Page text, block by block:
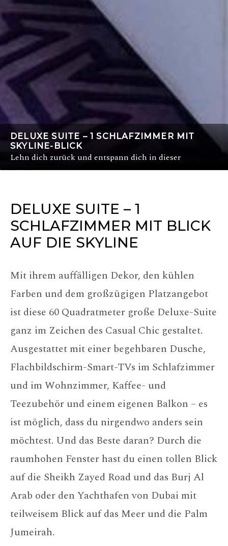
DELUXE SUITE – 1 SCHLAFZIMMER MIT
SKYLINE-BLICK
Lehn dich zurück und entspann dich in dieser
DELUXE SUITE – 1
SCHLAFZIMMER MIT BLICK
AUF DIE SKYLINE
Mit ihrem auffälligen Dekor, den kühlen
Farben und dem großzügigen Platzangebot
ist diese 60 Quadratmeter große Deluxe-Suite
ganz im Zeichen des Casual Chic gestaltet.
Ausgestattet mit einer begehbaren Dusche,
Flachbildschirm-Smart-TVs im Schlafzimmer
und im Wohnzimmer, Kaffee- und
Teezubehör und einem eigenen Balkon – es
ist möglich, dass du nirgendwo anders sein
möchtest. Und das Beste daran? Durch die
raumhohen Fenster hast du einen tollen Blick
auf die Sheikh Zayed Road und das Burj Al
Arab oder den Yachthafen von Dubai mit
teilweisem Blick auf das Meer und die Palm
Jumeirah.